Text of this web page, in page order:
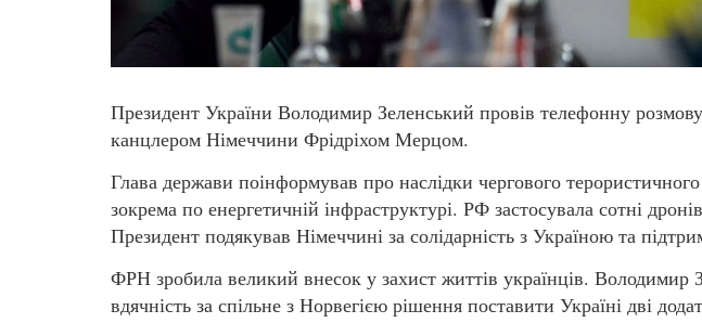
Президент України Володимир Зеленський провів телефонну
канцлером Німеччини Фрідріхом Мерцом.
Глава держави поінформував про наслідки чергового терористичного
зокрема по енергетичній інфраструктурі. РФ застосувала сотні
Президент подякував Німеччині за солідарність з Україною та
ФРН зробила великий внесок у захист життів українців. Володимир
вдячність за спільне з Норвегією рішення поставити Україні дві